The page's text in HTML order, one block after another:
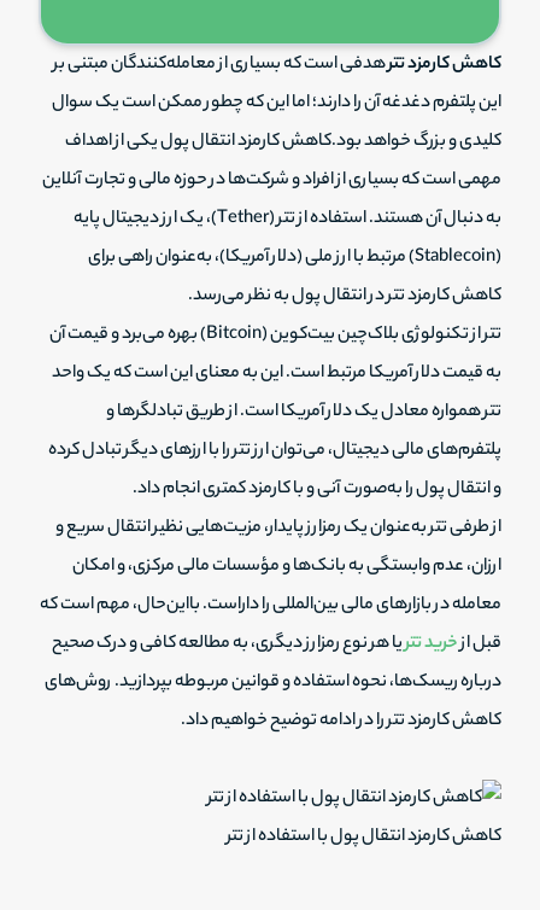
کاهش کارمزد تترهدفی است که بسیاری از معامله‌کنندگان مبتنی بر
این پلتفرم دغدغه آن را دارند؛ اما این که چطور ممکن است یک سوال
کلیدی و بزرگ خواهد بود.کاهش کارمزد انتقال پول یکی از اهداف
مهمی است که بسیاری از افراد و شرکت‌ها در حوزه مالی و تجارت آنلاین
به دنبال آن هستند. استفاده از تتر (Tether)، یک ارز دیجیتال پایه
(Stablecoin) مرتبط با ارز ملی (دلار آمریکا)، به‌عنوان راهی برای
کاهش کارمزد تتر در انتقال پول به نظر می‌رسد.
تتر از تکنولوژی بلاک‌چین بیت‌کوین (Bitcoin) بهره می‌برد و قیمت آن
به قیمت دلار آمریکا مرتبط است. این به معنای این است که یک واحد
تتر همواره معادل یک دلار آمریکا است. از طریق تبادلگرها و
پلتفرم‌های مالی دیجیتال، می‌توان ارز تتر را با ارزهای دیگر تبادل کرده
و انتقال پول را به‌صورت آنی و با کارمزد کمتری انجام داد.
از طرفی تتر به‌عنوان یک رمزارز پایدار، مزیت‌هایی نظیر انتقال سریع و
ارزان، عدم وابستگی به بانک‌ها و مؤسسات مالی مرکزی، و امکان
معامله در بازارهای مالی بین‌المللی را داراست. بااین‌حال، مهم است که
قبل ازخرید تتریا هر نوع رمزارز دیگری، به مطالعه کافی و درک صحیح
درباره ریسک‌ها، نحوه استفاده و قوانین مربوطه بپردازید. روش‌های
کاهش کارمزد تتر را در ادامه توضیح خواهیم داد.
کاهش کارمزد انتقال پول با استفاده از تتر